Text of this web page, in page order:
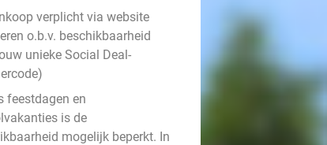
verplicht via website
o.b.v. beschikbaarheid
unieke Social Deal-
feestdagen en
is de
mogelijk beperkt. In